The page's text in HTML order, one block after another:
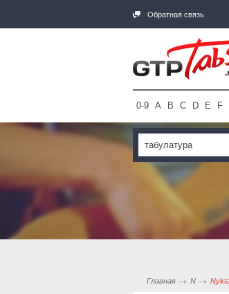
Обратная связь
0-9 A B C D E F
табулатура
Главная N